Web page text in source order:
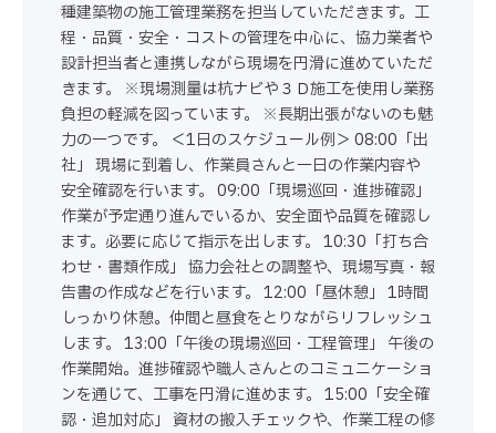
種建築物の施工管理業務を担当していただきます。工
程・品質・安全・コストの管理を中心に、協力業者や
設計担当者と連携しながら現場を円滑に進めていただ
きます。 ※現場測量は杭ナビや３Ｄ施工を使用し業務
負担の軽減を図っています。 ※長期出張がないのも魅
力の一つです。 ＜1日のスケジュール例＞ 08:00「出
社」 現場に到着し、作業員さんと一日の作業内容や
安全確認を行います。 09:00「現場巡回・進捗確認」
作業が予定通り進んでいるか、安全面や品質を確認し
ます。必要に応じて指示を出します。 10:30「打ち合
わせ・書類作成」 協力会社との調整や、現場写真・報
告書の作成などを行います。 12:00「昼休憩」 1時間
しっかり休憩。仲間と昼食をとりながらリフレッシュ
します。 13:00「午後の現場巡回・工程管理」 午後の
作業開始。進捗確認や職人さんとのコミュニケーショ
ンを通じて、工事を円滑に進めます。 15:00「安全確
認・追加対応」 資材の搬入チェックや、作業工程の修